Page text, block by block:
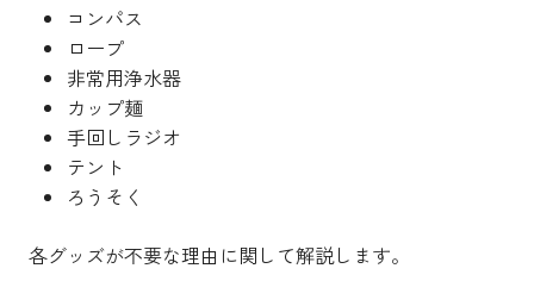
コンパス
ロープ
非常用浄水器
カップ麺
手回しラジオ
テント
ろうそく
各グッズが不要な理由に関して解説します。